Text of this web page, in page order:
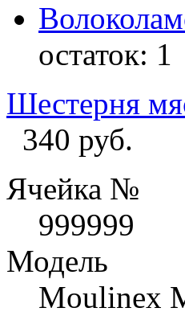
остаток: 1
Шестерня
340 руб.
Ячейка №
999999
Модель
Moulinex